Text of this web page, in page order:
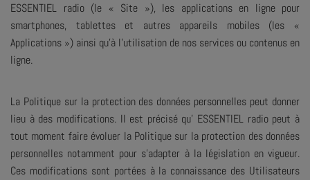
ESSENTIEL radio (le « Site »), les applications en ligne pour
smartphones, tablettes et autres appareils mobiles (les «
Applications ») ainsi qu'à l'utilisation de nos services ou contenus en
ligne.
La Politique sur la protection des données personnelles peut donner
lieu à des modifications. Il est précisé qu’ ESSENTIEL radio peut à
tout moment faire évoluer la Politique sur la protection des données
personnelles notamment pour s’adapter à la législation en vigueur.
Ces modifications sont portées à la connaissance des Utilisateurs